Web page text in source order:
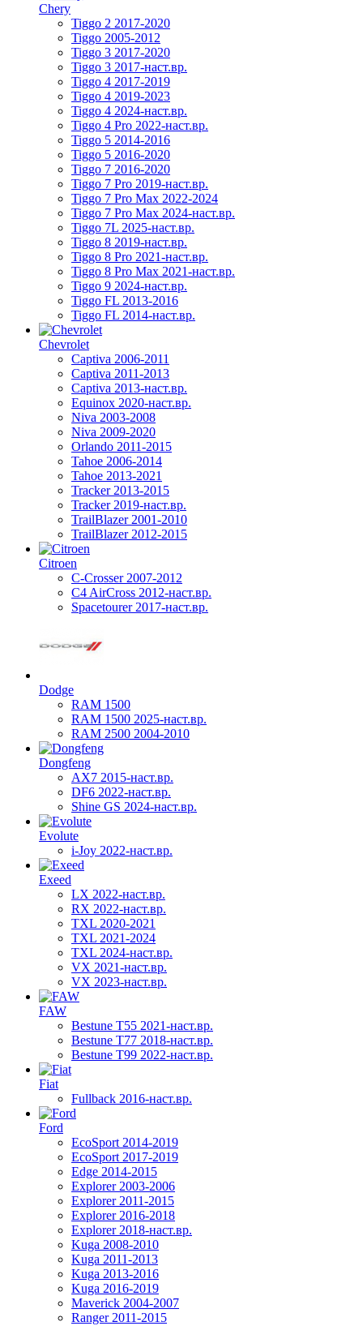
Chery
Tiggo 2 2017-2020
Tiggo 2005-2012
Tiggo 3 2017-2020
Tiggo 3 2017-наст.вр.
Tiggo 4 2017-2019
Tiggo 4 2019-2023
Tiggo 4 2024-наст.вр.
Tiggo 4 Pro 2022-наст.вр.
Tiggo 5 2014-2016
Tiggo 5 2016-2020
Tiggo 7 2016-2020
Tiggo 7 Pro 2019-наст.вр.
Tiggo 7 Pro Max 2022-2024
Tiggo 7 Pro Max 2024-наст.вр.
Tiggo 7L 2025-наст.вр.
Tiggo 8 2019-наст.вр.
Tiggo 8 Pro 2021-наст.вр.
Tiggo 8 Pro Max 2021-наст.вр.
Tiggo 9 2024-наст.вр.
Tiggo FL 2013-2016
Tiggo FL 2014-наст.вр.
Chevrolet
Captiva 2006-2011
Captiva 2011-2013
Captiva 2013-наст.вр.
Equinox 2020-наст.вр.
Niva 2003-2008
Niva 2009-2020
Orlando 2011-2015
Tahoe 2006-2014
Tahoe 2013-2021
Tracker 2013-2015
Tracker 2019-наст.вр.
TrailBlazer 2001-2010
TrailBlazer 2012-2015
Citroen
C-Crosser 2007-2012
C4 AirCross 2012-наст.вр.
Spacetourer 2017-наст.вр.
Dodge
RAM 1500
RAM 1500 2025-наст.вр.
RAM 2500 2004-2010
Dongfeng
AX7 2015-наст.вр.
DF6 2022-наст.вр.
Shine GS 2024-наст.вр.
Evolute
i-Joy 2022-наст.вр.
Exeed
LX 2022-наст.вр.
RX 2022-наст.вр.
TXL 2020-2021
TXL 2021-2024
TXL 2024-наст.вр.
VX 2021-наст.вр.
VX 2023-наст.вр.
FAW
Bestune T55 2021-наст.вр.
Bestune T77 2018-наст.вр.
Bestune T99 2022-наст.вр.
Fiat
Fullback 2016-наст.вр.
Ford
EcoSport 2014-2019
EcoSport 2017-2019
Edge 2014-2015
Explorer 2003-2006
Explorer 2011-2015
Explorer 2016-2018
Explorer 2018-наст.вр.
Kuga 2008-2010
Kuga 2011-2013
Kuga 2013-2016
Kuga 2016-2019
Maverick 2004-2007
Ranger 2011-2015